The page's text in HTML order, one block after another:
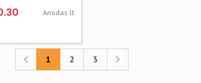
Anodas.lt
Previous
1 2 3
Previous